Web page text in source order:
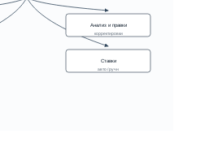
Анализ и правки
Ставки
корректировки
авто / ручн